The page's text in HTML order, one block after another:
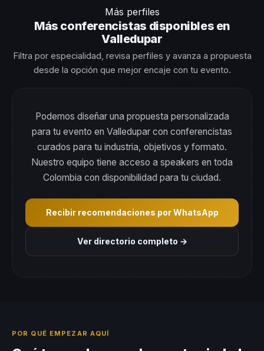
Más perfiles
Más conferencistas disponibles en
Valledupar
Filtra por especialidad, revisa perfiles y avanza a propuesta
desde la opción que mejor encaje con tu evento.
Podemos diseñar una propuesta personalizada
para tu evento en Valledupar con conferencistas
curados para tu industria, objetivos y formato.
Nuestro equipo tiene acceso a speakers en toda
Colombia con disponibilidad para tu ciudad.
Recibir recomendaciones por WhatsApp
Ver directorio completo →
POR QUÉ EMPEZAR AQUÍ